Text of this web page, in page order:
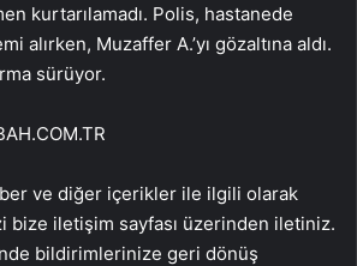
kurtarılamadı. Polis, hastanede
alırken, Muzaffer A.’yı gözaltına aldı.
sürüyor.
ve diğer içerikler ile ilgili olarak
bize iletişim sayfası üzerinden iletiniz.
bildirimlerinize geri dönüş